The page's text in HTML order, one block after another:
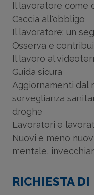
Il lavoratore come
Caccia all'obbligo
Il lavoratore: un
Osserva e
Il lavoro al
Guida sicura
Aggiornamenti dal
sorveglianza
droghe
Lavoratori e
Nuovi e meno
mentale,
RICHIESTA